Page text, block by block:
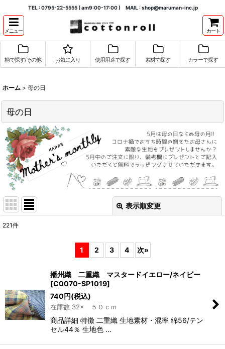
TEL : 0795-22-5555 ( am9:00-17:00 ) MAIL : shop@maruman-inc.jp
メニュー カート
柄で探す/その他 お気に入り 使用用途で探す 素材で探す カラーで探す
ホーム > 母の日
母の日
表示順変更
絞り込む
221件
1 2 3 4 次»
播州織 二重織 マスタードイエロー/ネイビー
[C0070-SP1019]
740円(税込)
在庫数 32× ５０ｃｍ
商品詳細 特徴 二重織 生地素材・混率 綿56/テン
セル44％ 生地色 …